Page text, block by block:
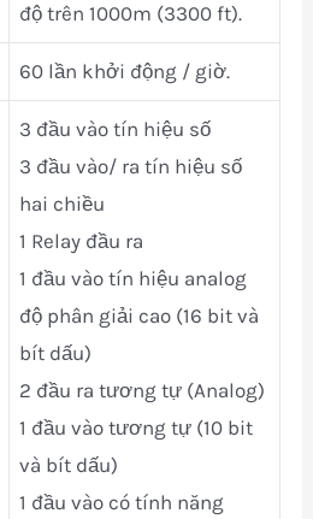
độ trên 1000m (3300 ft).
60 lần khởi động / giờ.
3 đầu vào tín hiệu số
3 đầu vào/ ra tín hiệu số
hai chiều
1 Relay đầu ra
1 đầu vào tín hiệu analog
độ phân giải cao (16 bit và
bít dấu)
2 đầu ra tương tự (Analog)
1 đầu vào tương tự (10 bit
và bít dấu)
1 đầu vào có tính năng